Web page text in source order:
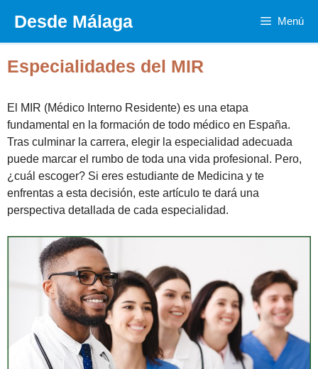
contenido
Desde Málaga Menú
Especialidades del MIR
El MIR (Médico Interno Residente) es una etapa
fundamental en la formación de todo médico en España.
Tras culminar la carrera, elegir la especialidad adecuada
puede marcar el rumbo de toda una vida profesional. Pero,
¿cuál escoger? Si eres estudiante de Medicina y te
enfrentas a esta decisión, este artículo te dará una
perspectiva detallada de cada especialidad.